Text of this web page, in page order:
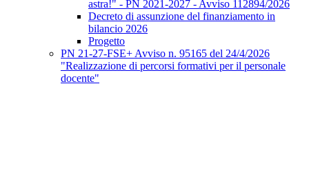
astra!" - PN 2021-2027 - Avviso 112894/2026
Decreto di assunzione del finanziamento in
bilancio 2026
Progetto
PN 21-27-FSE+ Avviso n. 95165 del 24/4/2026
"Realizzazione di percorsi formativi per il personale
docente"